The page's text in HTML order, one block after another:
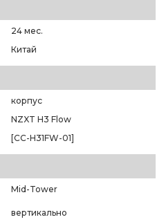
24 мес.
Китай
корпус
NZXT H3 Flow
[CC-H31FW-01]
Mid-Tower
вертикально